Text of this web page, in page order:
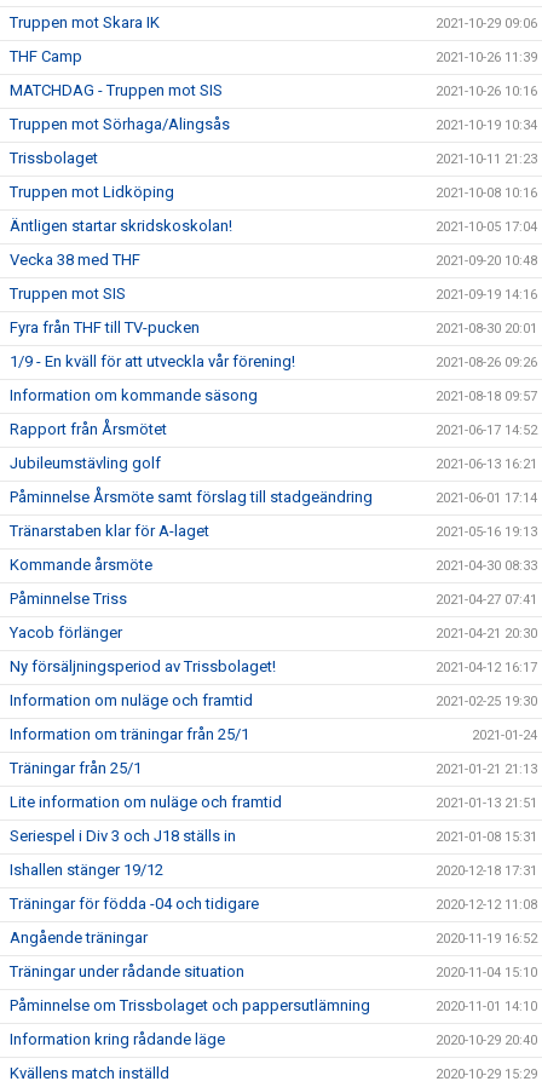
Truppen mot Skara IK 2021-10-29 09:06
THF Camp 2021-10-26 11:39
MATCHDAG - Truppen mot SIS 2021-10-26 10:16
Truppen mot Sörhaga/Alingsås 2021-10-19 10:34
Trissbolaget 2021-10-11 21:23
Truppen mot Lidköping 2021-10-08 10:16
Äntligen startar skridskoskolan! 2021-10-05 17:04
Vecka 38 med THF 2021-09-20 10:48
Truppen mot SIS 2021-09-19 14:16
Fyra från THF till TV-pucken 2021-08-30 20:01
1/9 - En kväll för att utveckla vår förening! 2021-08-26 09:26
Information om kommande säsong 2021-08-18 09:57
Rapport från Årsmötet 2021-06-17 14:52
Jubileumstävling golf 2021-06-13 16:21
Påminnelse Årsmöte samt förslag till stadgeändring 2021-06-01 17:14
Tränarstaben klar för A-laget 2021-05-16 19:13
Kommande årsmöte 2021-04-30 08:33
Påminnelse Triss 2021-04-27 07:41
Yacob förlänger 2021-04-21 20:30
Ny försäljningsperiod av Trissbolaget! 2021-04-12 16:17
Information om nuläge och framtid 2021-02-25 19:30
Information om träningar från 25/1 2021-01-24
Träningar från 25/1 2021-01-21 21:13
Lite information om nuläge och framtid 2021-01-13 21:51
Seriespel i Div 3 och J18 ställs in 2021-01-08 15:31
Ishallen stänger 19/12 2020-12-18 17:31
Träningar för födda -04 och tidigare 2020-12-12 11:08
Angående träningar 2020-11-19 16:52
Träningar under rådande situation 2020-11-04 15:10
Påminnelse om Trissbolaget och pappersutlämning 2020-11-01 14:10
Information kring rådande läge 2020-10-29 20:40
Kvällens match inställd 2020-10-29 15:29